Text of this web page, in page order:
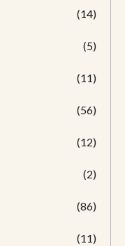
(14)
(5)
(11)
(56)
(12)
(2)
(86)
(11)